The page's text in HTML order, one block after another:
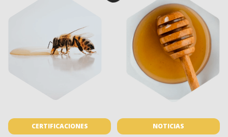
CERTIFICACIONES NOTICIAS